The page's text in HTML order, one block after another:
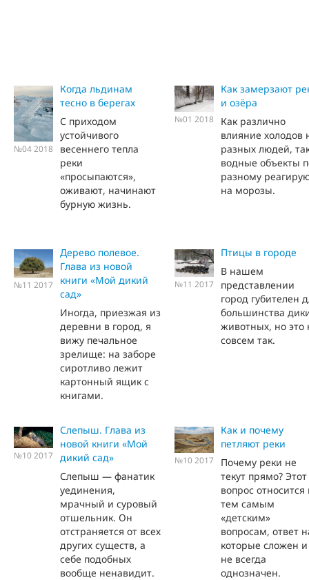
№04 2018
Когда льдинам
тесно в берегах
С приходом
устойчивого
весеннего тепла
реки
«просыпаются»,
оживают, начинают
бурную жизнь.
№01 2018
Как замерзают
и озёра
Как различно
влияние холодов
разных людей,
водные объекты
разному
на морозы.
№11 2017
Дерево полевое.
Глава из новой
книги «Мой дикий
сад»
Иногда, приезжая из
деревни в город, я
вижу печальное
зрелище: на заборе
сиротливо лежит
картонный ящик с
книгами.
№11 2017
Птицы в городе
В нашем
представлении
город губителен
большинства
животных, но это
совсем так.
№10 2017
Слепыш. Глава из
новой книги «Мой
дикий сад»
Слепыш — фанатик
уединения,
мрачный и суровый
отшельник. Он
отстраняется от всех
других существ, а
себе подобных
вообще ненавидит.
№10 2017
Как и почему
петляют реки
Почему реки не
текут прямо? Этот
вопрос относится
тем самым
«детским»
вопросам, ответ
которые сложен и
не всегда
однозначен.